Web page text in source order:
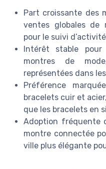
Part croissante des
ventes globales de
pour le suivi
Intérêt stable
montres de
représentées dans
Préférence
bracelets cuir et
que les bracelets en
Adoption fréquente
montre connectée
ville plus élégante